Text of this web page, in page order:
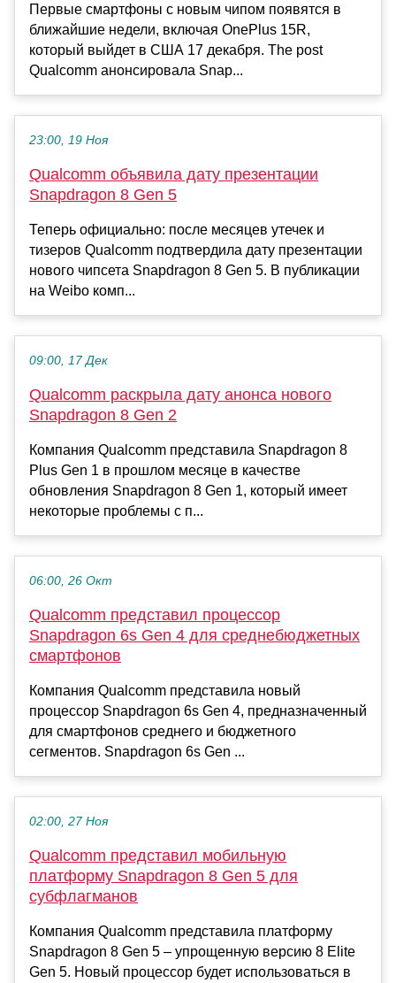
Первые смартфоны с новым чипом появятся в
ближайшие недели, включая OnePlus 15R,
который выйдет в США 17 декабря. The post
Qualcomm анонсировала Snap...
23:00, 19 Ноя
Qualcomm объявила дату презентации
Snapdragon 8 Gen 5
Теперь официально: после месяцев утечек и
тизеров Qualcomm подтвердила дату презентации
нового чипсета Snapdragon 8 Gen 5. В публикации
на Weibo комп...
09:00, 17 Дек
Qualcomm раскрыла дату анонса нового
Snapdragon 8 Gen 2
Компания Qualcomm представила Snapdragon 8
Plus Gen 1 в прошлом месяце в качестве
обновления Snapdragon 8 Gen 1, который имеет
некоторые проблемы с п...
06:00, 26 Окт
Qualcomm представил процессор
Snapdragon 6s Gen 4 для среднебюджетных
смартфонов
Компания Qualcomm представила новый
процессор Snapdragon 6s Gen 4, предназначенный
для смартфонов среднего и бюджетного
сегментов. Snapdragon 6s Gen ...
02:00, 27 Ноя
Qualcomm представил мобильную
платформу Snapdragon 8 Gen 5 для
субфлагманов
Компания Qualcomm представила платформу
Snapdragon 8 Gen 5 – упрощенную версию 8 Elite
Gen 5. Новый процессор будет использоваться в